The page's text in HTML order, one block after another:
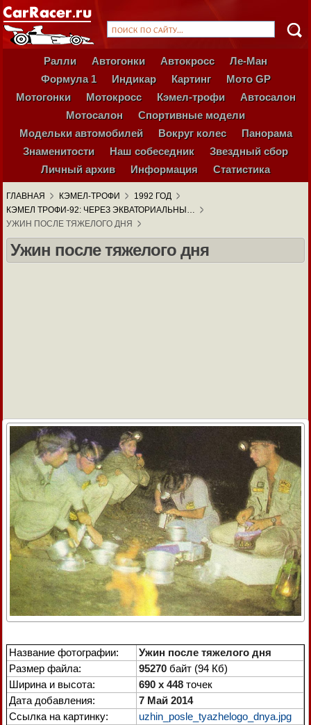
Ралли Автогонки Автокросс
Ле-Ман
Формула 1
Индикар Картинг
Мото GP
Мотогонки
Мотокросс Кэмел-трофи
Автосалон
Мотосалон
Спортивные модели
Модельки автомобилей
Вокруг колес
Панорама
Знаменитости
Наш собеседник
Звездный сбор
Личный архив
Информация Статистика
ГЛАВНАЯ КЭМЕЛ-ТРОФИ
1992 ГОД
КЭМЕЛ ТРОФИ-92: ЧЕРЕЗ ЭКВАТОРИАЛЬНЫ…
УЖИН ПОСЛЕ ТЯЖЕЛОГО ДНЯ
Ужин после тяжелого дня
Название фотографии:
Ужин после тяжелого дня
Размер файла:
95270 байт (94 Кб)
Ширина и высота:
690 x 448 точек
Дата добавления:
7 Май 2014
Ссылка на картинку:
uzhin_posle_tyazhelogo_dnya.jpg